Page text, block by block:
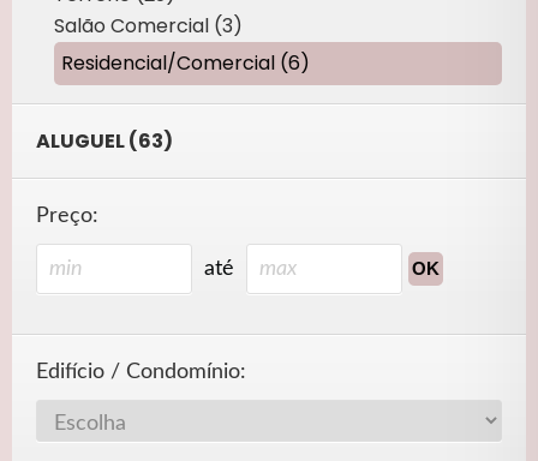
Salão Comercial (3)
Residencial/Comercial (6)
ALUGUEL (63)
Preço:
até
Edifício / Condomínio: